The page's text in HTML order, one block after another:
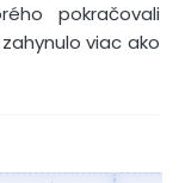
pokračovali
viac ako